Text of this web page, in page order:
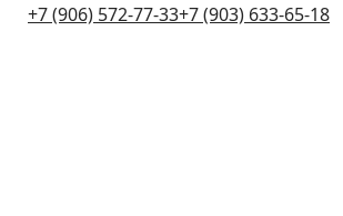
+7 (906) 572-77-33+7 (903) 633-65-18